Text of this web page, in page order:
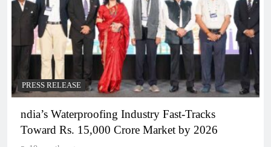
PRESS RELEASE
ndia’s Waterproofing Industry Fast-Tracks
Toward Rs. 15,000 Crore Market by 2026